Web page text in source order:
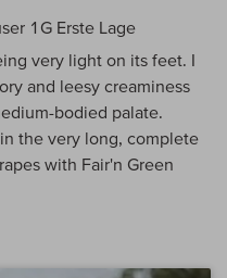
1G Erste Lage
very light on its feet. I
and leesy creaminess
bodied palate.
the very long, complete
with Fair'n Green